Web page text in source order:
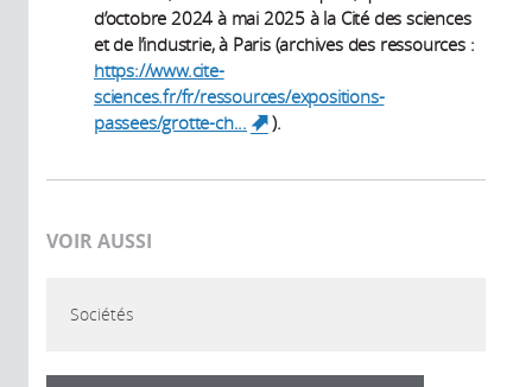
d’octobre 2024 à mai 2025 à la Cité des sciences
et de l’industrie, à Paris (archives des ressources :
https://www.cite-
sciences.fr/fr/ressources/expositions-
passees/grotte-ch...
(link is external)
).
VOIR AUSSI
Sociétés